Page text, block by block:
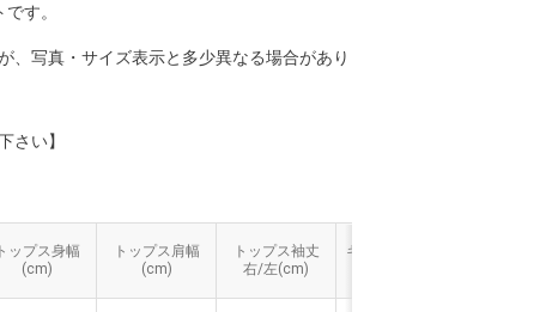
す。
写真・サイズ表示と多少異なる場合があり
さい】
トップス身幅
(cm)
トップス肩幅
(cm)
トップス袖丈
右/左(cm)
キャミソール着
トップス身幅
(cm)
トップス肩幅
(cm)
トップス袖丈
右/左(cm)
キャミソール着